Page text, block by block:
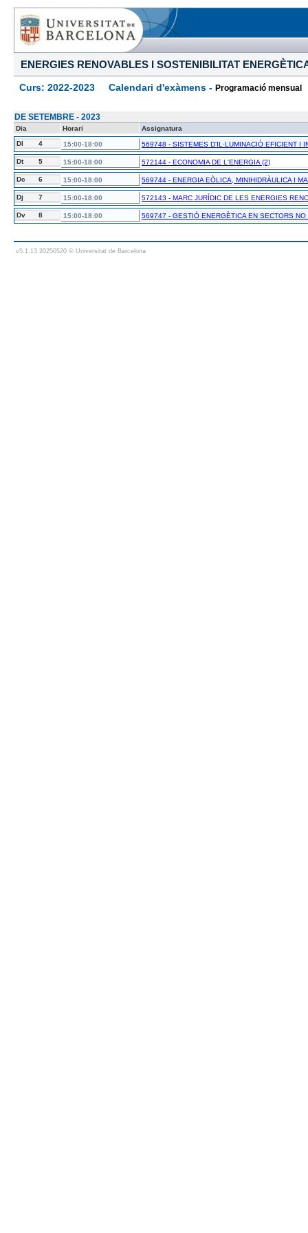
ENERGIES RENOVABLES I SOSTENIBILITAT
Curs: 2022-2023 Calendari d'exàmens - Programació mensual
DE SETEMBRE - 2023
Dia Horari
Assignatura
Dl
4 15:00-18:00 569748 - SISTEMES D'IL·LUMINACIÓ EFICIENT I
Dt 5 15:00-18:00 572144 - ECONOMIA DE L'ENERGIA (2)
Dc 6 15:00-18:00 569744 - ENERGIA EÒLICA, MINIHIDRÀULICA I
Dj 7 15:00-18:00 572143 - MARC JURÍDIC DE LES ENERGIES
Dv 8 15:00-18:00 569747 - GESTIÓ ENERGÈTICA EN SECTORS
v5.1.13 20250520 © Universitat de Barcelona